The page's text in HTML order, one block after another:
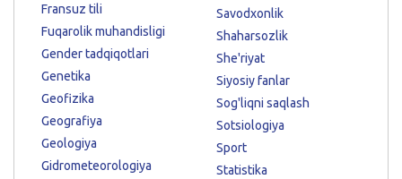
Fransuz tili
Fuqarolik muhandisligi
Gender tadqiqotlari
Genetika
Geofizika
Geografiya
Geologiya
Gidrometeorologiya
Savodxonlik
Shaharsozlik
She'riyat
Siyosiy fanlar
Sog'liqni saqlash
Sotsiologiya
Sport
Statistika